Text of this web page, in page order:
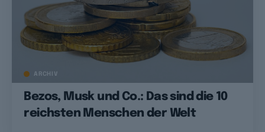
ARCHIV
Bezos, Musk und Co.: Das sind die 10
reichsten Menschen der Welt